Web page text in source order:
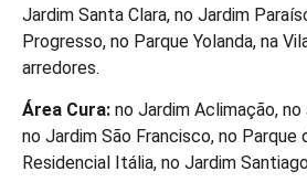
Jardim Santa Clara, no Jardim
Progresso, no Parque Yolanda, na
arredores.
Área Cura: no Jardim Aclimação, no
no Jardim São Francisco, no Parque
Residencial Itália, no Jardim